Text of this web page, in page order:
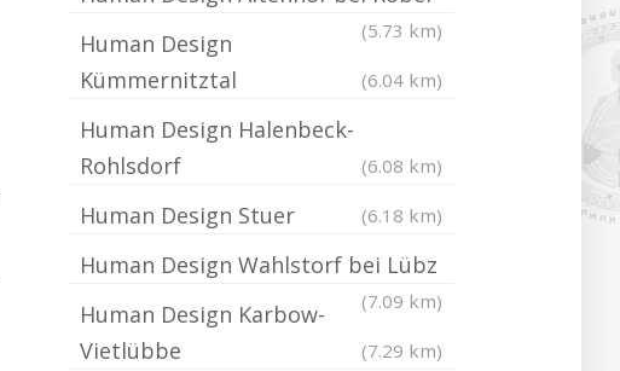
(5.73 km)
Human Design
Kümmernitztal
(6.04 km)
Human Design Halenbeck-
Rohlsdorf
(6.08 km)
Human Design Stuer (6.18 km)
Human Design Wahlstorf bei Lübz
(7.09 km)
Human Design Karbow-
Vietlübbe
(7.29 km)